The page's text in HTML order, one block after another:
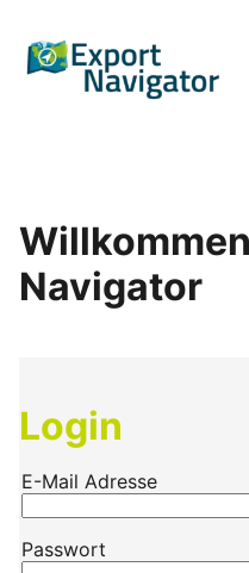
content
Go to landing page.
Navigator
Login